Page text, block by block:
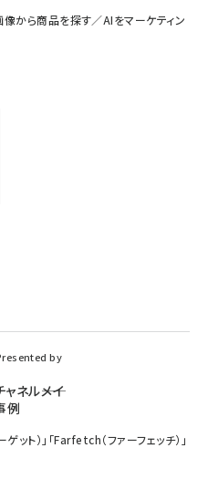
から商品を探す／AIをマーケティン
by
ネル――メイ
例
ット）」「Farfetch（ファーフェッチ）」